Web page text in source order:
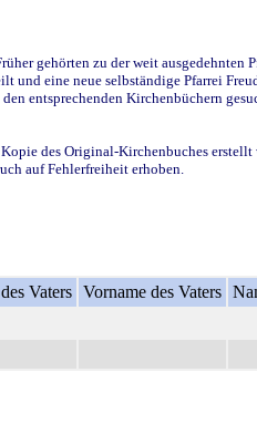
gehörten zu der weit ausgedehnten
und eine neue selbständige Pfarrei
entsprechenden Kirchenbüchern
des Original-Kirchenbuches
auf Fehlerfreiheit erhoben.
Vaters Vorname des Vaters